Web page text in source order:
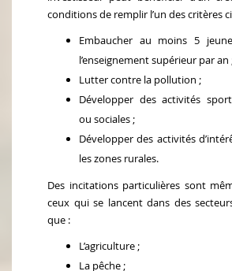
conditions de remplir l’un des critères
Embaucher au moins 5
l’enseignement supérieur par an
Lutter contre la pollution ;
Développer des activités
ou sociales ;
Développer des activités
les zones rurales.
Des incitations particulières sont
ceux qui se lancent dans des
que :
L’agriculture ;
La pêche ;